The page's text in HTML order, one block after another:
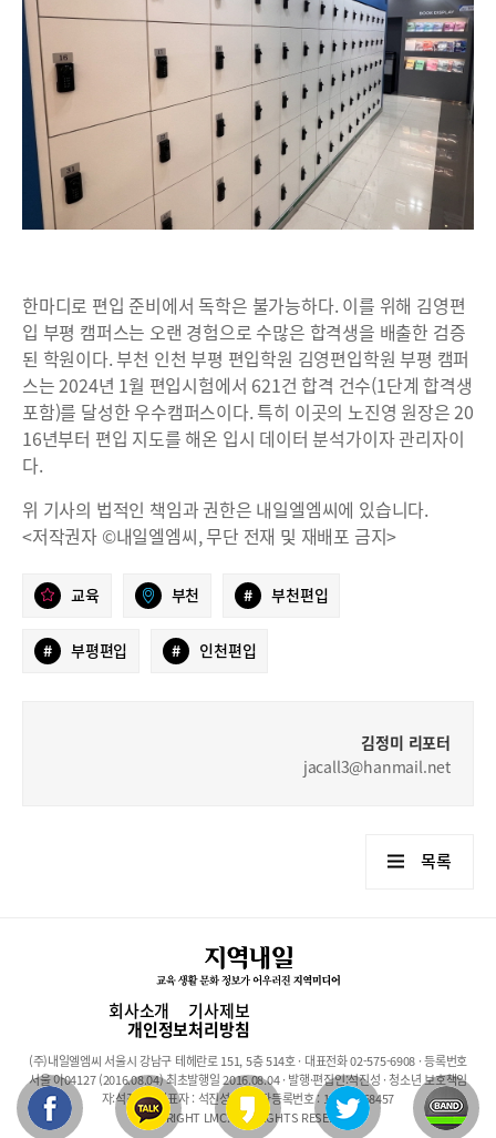
한마디로 편입 준비에서 독학은 불가능하다. 이를 위해 김영편
입 부평 캠퍼스는 오랜 경험으로 수많은 합격생을 배출한 검증
된 학원이다. 부천 인천 부평 편입학원 김영편입학원 부평 캠퍼
스는 2024년 1월 편입시험에서 621건 합격 건수(1단계 합격생
포함)를 달성한 우수캠퍼스이다. 특히 이곳의 노진영 원장은 20
16년부터 편입 지도를 해온 입시 데이터 분석가이자 관리자이
다.
위 기사의 법적인 책임과 권한은 내일엘엠씨에 있습니다.
<저작권자 ©내일엘엠씨, 무단 전재 및 재배포 금지>
교육 부천 # 부천편입
# 부평편입 # 인천편입
김정미 리포터
jacall3@hanmail.net
목록
회사소개 기사제보
개인정보처리방침
(주)내일엘엠씨 서울시 강남구 테헤란로 151, 5층 514호 · 대표전화 02-575-6908 · 등록번호
서울 아04127 (2016.08.04) 최초발행일 2016.08.04 · 발행·편집인:석진성 · 청소년 보호책임
자:석진성 · 대표자 : 석진성 · 사업자등록번호 : 101-86-68457
COPYRIGHT LMC. ALL RIGHTS RESERVED.